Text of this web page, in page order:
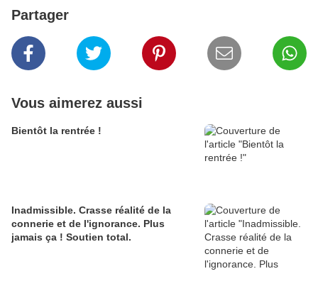
Partager
Vous aimerez aussi
Bientôt la rentrée !
Inadmissible. Crasse réalité de la
connerie et de l'ignorance. Plus
jamais ça ! Soutien total.